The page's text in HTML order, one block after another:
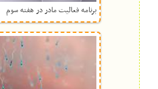
برنامه فعالیت مادر در هفته سوم